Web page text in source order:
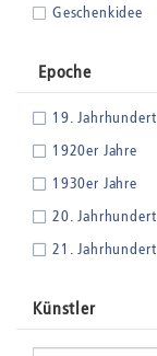
Geschenkidee
Epoche
19. Jahrhundert
1920er Jahre
1930er Jahre
20. Jahrhundert
21. Jahrhundert
Künstler